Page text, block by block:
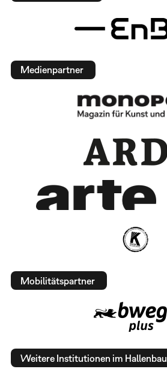
Medienpartner
Mobilitätspartner
Weitere Institutionen im Hallenbau